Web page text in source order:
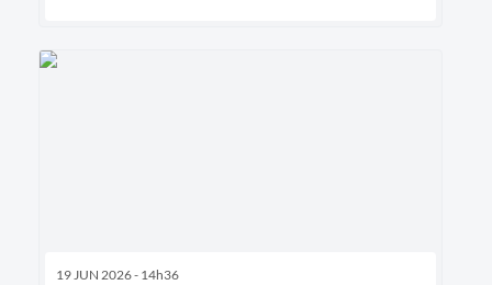
19 JUN 2026 - 14h36